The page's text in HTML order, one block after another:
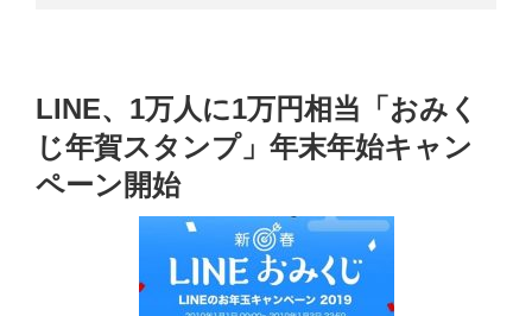
LINE、1万人に1万円相当「おみく
じ年賀スタンプ」年末年始キャン
ペーン開始